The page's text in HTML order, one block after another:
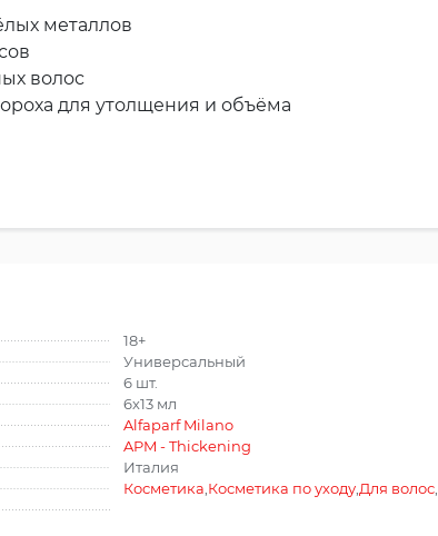
металлов
волос
для утолщения и объёма
18+
Универсальный
6 шт.
6х13 мл
Alfaparf Milano
APM - Thickening
Италия
Косметика,Косметика по уходу,Для волос,